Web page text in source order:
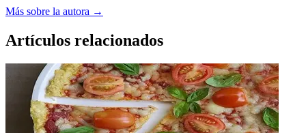
Más sobre la autora →
Artículos relacionados